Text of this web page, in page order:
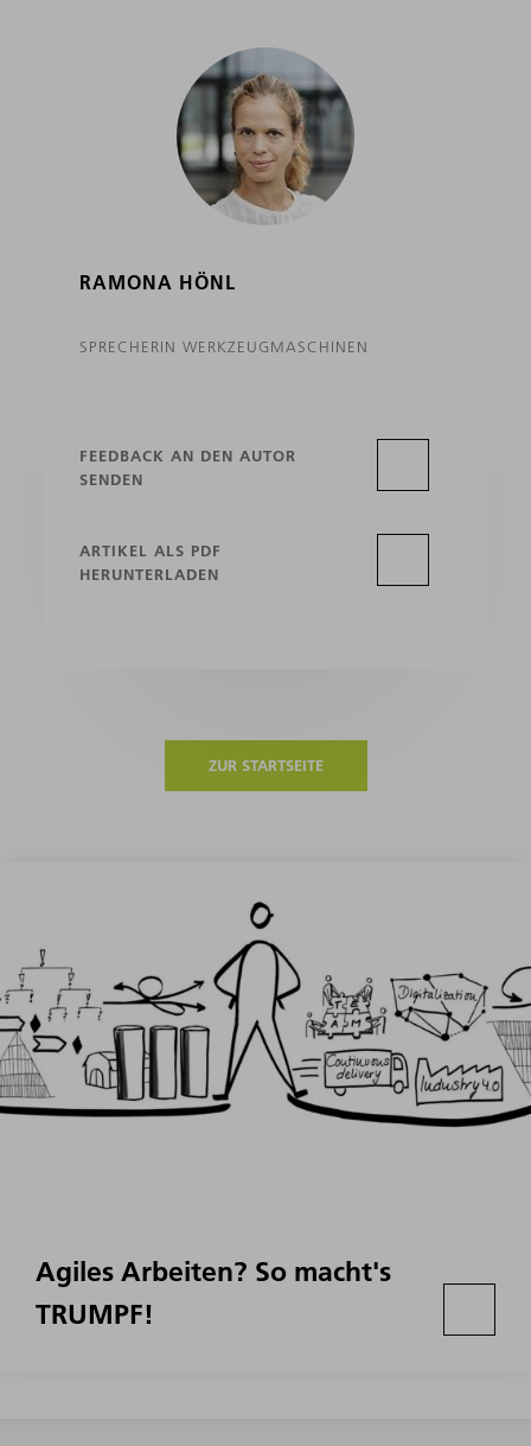
RAMONA HÖNL
SPRECHERIN WERKZEUGMASCHINEN
FEEDBACK AN DEN AUTOR
SENDEN
ARTIKEL ALS PDF
HERUNTERLADEN
ZUR STARTSEITE
Agiles Arbeiten? So macht's
TRUMPF!